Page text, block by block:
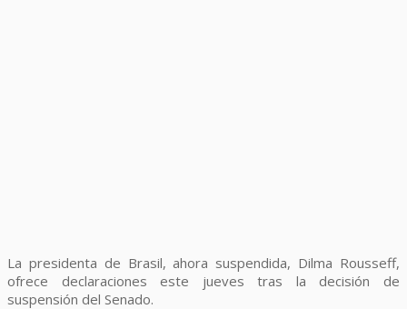
La presidenta de Brasil, ahora suspendida, Dilma Rousseff,
ofrece declaraciones este jueves tras la decisión de
suspensión del Senado.